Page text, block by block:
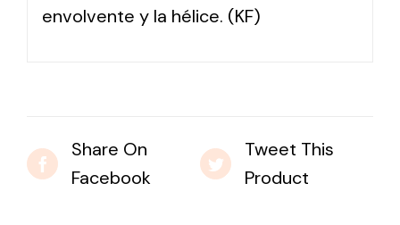
envolvente y la hélice. (KF)
Share On
Facebook
Tweet This
Product